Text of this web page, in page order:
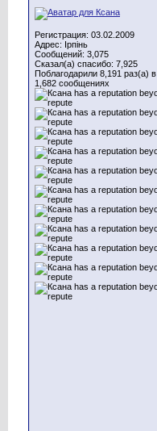
Регистрация: 03.02.2009
Адрес: Ірпінь
Сообщений: 3,075
Сказал(а) спасибо: 7,925
Поблагодарили 8,191 раз(а) в
1,682 сообщениях